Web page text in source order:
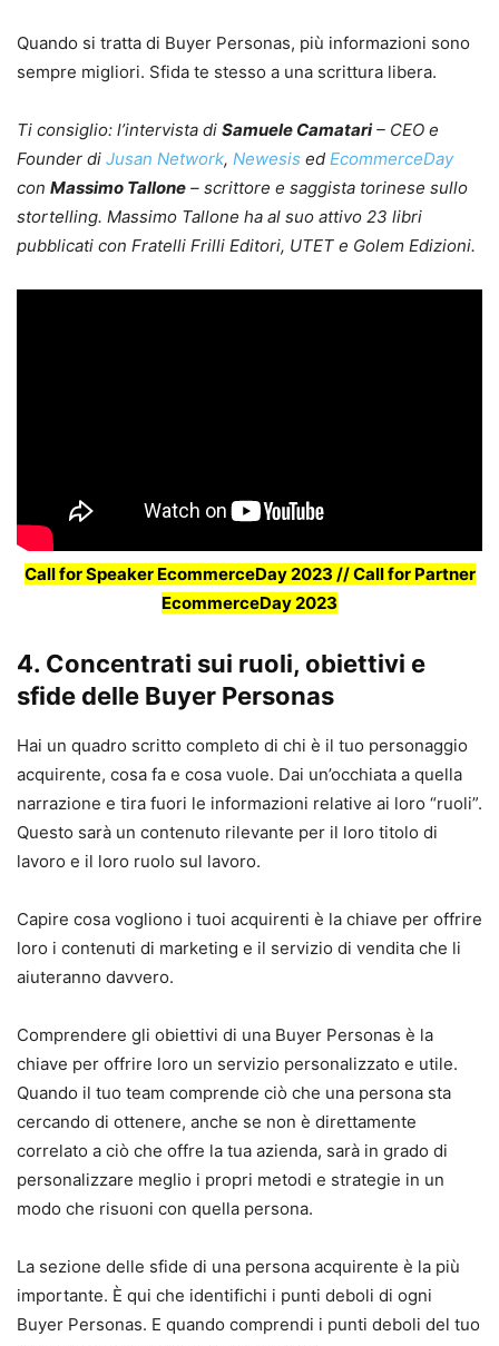
Quando si tratta di Buyer Personas, più informazioni sono
sempre migliori. Sfida te stesso a una scrittura libera.
Ti consiglio: l’intervista di Samuele Camatari– CEO e
Founder di Jusan Network, Newesis ed EcommerceDay
con Massimo Tallone – scrittore e saggista torinese sullo
stortelling. Massimo Tallone ha al suo attivo 23 libri
pubblicati con Fratelli Frilli Editori, UTET e Golem Edizioni.
Call for Speaker EcommerceDay 2023 // Call for Partner
EcommerceDay 2023
4. Concentrati sui ruoli, obiettivi e
sfide delle Buyer Personas
Hai un quadro scritto completo di chi è il tuo personaggio
acquirente, cosa fa e cosa vuole. Dai un’occhiata a quella
narrazione e tira fuori le informazioni relative ai loro “ruoli”.
Questo sarà un contenuto rilevante per il loro titolo di
lavoro e il loro ruolo sul lavoro.
Capire cosa vogliono i tuoi acquirenti è la chiave per offrire
loro i contenuti di marketing e il servizio di vendita che li
aiuteranno davvero.
Comprendere gli obiettivi di una Buyer Personas è la
chiave per offrire loro un servizio personalizzato e utile.
Quando il tuo team comprende ciò che una persona sta
cercando di ottenere, anche se non è direttamente
correlato a ciò che offre la tua azienda, sarà in grado di
personalizzare meglio i propri metodi e strategie in un
modo che risuoni con quella persona.
La sezione delle sfide di una persona acquirente è la più
importante. È qui che identifichi i punti deboli di ogni
Buyer Personas. E quando comprendi i punti deboli del tuo